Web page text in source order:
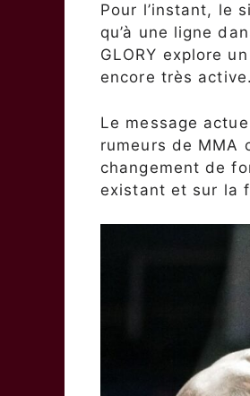
Pour l’instant, le
qu’à une ligne
GLORY explore
encore très active.
Le message
rumeurs de MMA
changement de
existant et sur la